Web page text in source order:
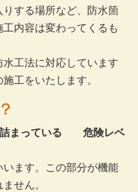
する場所など、防水箇
内容は変わってくるも
工法に対応しています
工をいたします。
詰まっている 危険レベ
ます。この部分が機能
せん。